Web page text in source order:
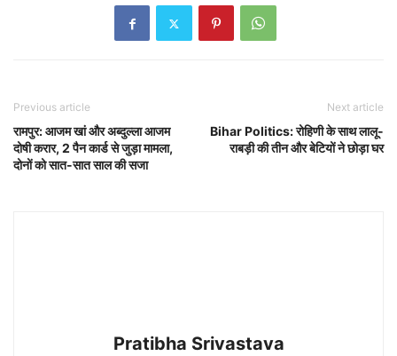
Previous article
रामपुर: आजम खां और अब्दुल्ला आजम
दोषी करार, 2 पैन कार्ड से जुड़ा मामला,
दोनों को सात-सात साल की सजा
Next article
Bihar Politics: रोहिणी के साथ लालू-
राबड़ी की तीन और बेटियों ने छोड़ा घर
Pratibha Srivastava